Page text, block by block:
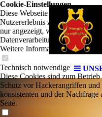
Cookie-Einstellungen
Diese Webseite verwendet
Nutzererlebnis zu bieten.
nur angezeigt, wenn die
Datenverarbeitung kann dann
Weitere Informationen hierzu in
Technisch notwendige
Diese Cookies sind zum
Schutz vor Hackerangriffen
konsistenten und der Nachfrage
Seite.